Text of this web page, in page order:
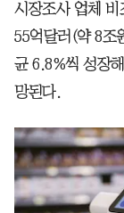
시장조사 업체
55억달러(약 8조
균 6.8%씩 성장
망된다.